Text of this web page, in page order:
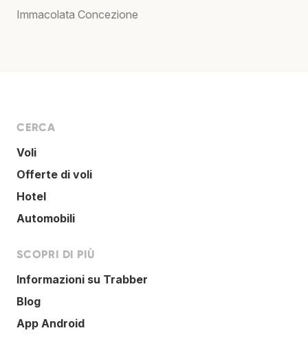
Immacolata Concezione
CERCA
Voli
Offerte di voli
Hotel
Automobili
SCOPRI DI PIÙ
Informazioni su Trabber
Blog
App Android